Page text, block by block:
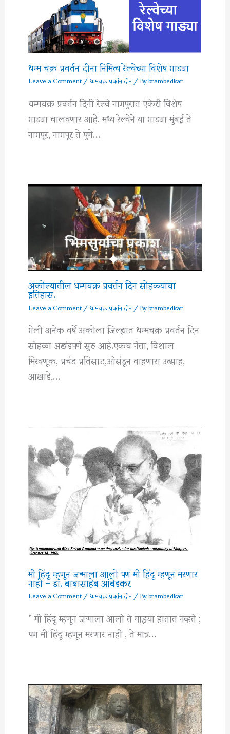
धम्म चक्र प्रवर्तन दीना निमित्य रेल्वेच्या विशेष गाड्या
Leave a Comment/धम्मचक्र प्रवर्तन दीन/ Bybrambedkar
धम्मचक्र प्रवर्तन दिनी रेल्वे नागपुरात एकेरी विशेष
गाड्या चालवणार आहे. मध्य रेल्वेने या गाड्या मुंबई ते
नागपूर, नागपूर ते पुणे…
अकोल्यातील धम्मचक्र प्रवर्तन दिन सोहळ्याचा
इतिहास.
Leave a Comment/धम्मचक्र प्रवर्तन दीन/ Bybrambedkar
गेली अनेक वर्षे अकोला जिल्ह्यात धम्मचक्र प्रवर्तन दिन
सोहळा अखंडपणे सुरु आहे.एकच नेता, विशाल
मिरवणूक, प्रचंड प्रतिसाद,ओसंडून वाहणारा उत्साह,
आखाडे,…
मी हिंदू म्हणून जन्माला आलो पण मी हिंदू म्हणून मरणार
नाही – डॉ. बाबासाहेब आंबेडकर
Leave a Comment/धम्मचक्र प्रवर्तन दीन/ Bybrambedkar
” मी हिंदू म्हणून जन्माला आलो ते माझ्या हातात नव्हते ;
पण मी हिंदू म्हणून मरणार नाही , ते मात्र…